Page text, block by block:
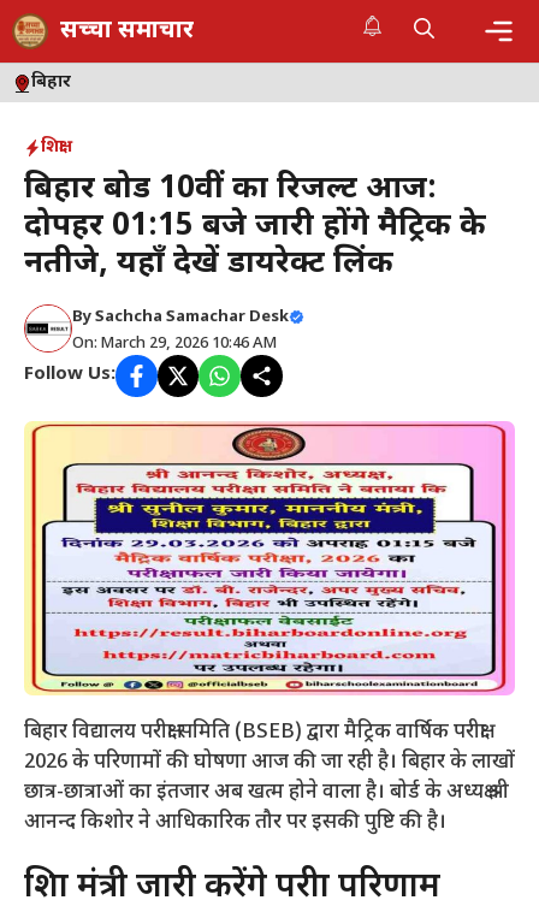
Skip
to
content
सच्चा समाचार
बिहार
शिक्षा
बिहार बोर्ड 10वीं का रिजल्ट आज:
दोपहर 01:15 बजे जारी होंगे मैट्रिक के
नतीजे, यहाँ देखें डायरेक्ट लिंक
BySachcha Samachar Desk
On: March 29, 2026 10:46 AM
Follow Us:
बिहार विद्यालय परीक्षा समिति (BSEB) द्वारा मैट्रिक वार्षिक परीक्षा
2026 के परिणामों की घोषणा आज की जा रही है। बिहार के लाखों
छात्र-छात्राओं का इंतजार अब खत्म होने वाला है। बोर्ड के अध्यक्ष श्री
आनन्द किशोर ने आधिकारिक तौर पर इसकी पुष्टि की है।
​शिक्षा मंत्री जारी करेंगे परीक्षा परिणाम